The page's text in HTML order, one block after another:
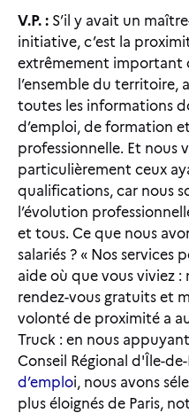
V.P. : S’il y avait un
initiative, c’est la
extrêmement important
l’ensemble du territoire,
toutes les informations
d’emploi, de formation
professionnelle. Et nous
particulièrement ceux
qualifications, car nous
l’évolution
et tous. Ce que nous
salariés ? « Nos services
aide où que vous viviez :
rendez-vous gratuits et
volonté de proximité a
Truck : en nous
Conseil Régional d'Île-
d’emploi, nous avons
plus éloignés de Paris,